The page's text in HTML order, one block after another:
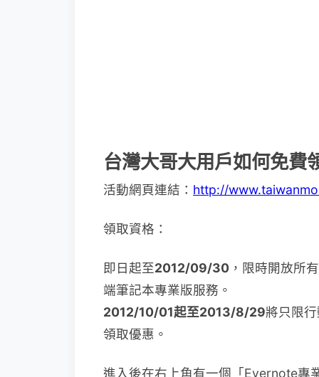
台灣大哥大用戶如何免
活動網頁連結： http://
領取資格：
即日起至2012/09/30 ，限時開放所
端筆記本專業版服務。
2012/10/01起至2013/8/29將只限
領取優惠。
進入後在右上角有一個「Evernote專